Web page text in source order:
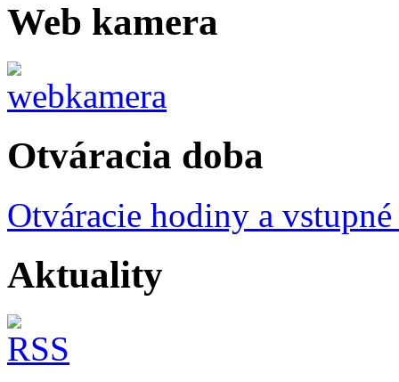
Web kamera
Otváracia doba
Otváracie hodiny a
Aktuality